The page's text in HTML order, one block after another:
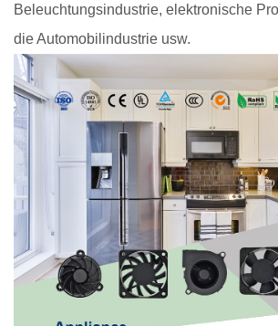
Beleuchtungsindustrie, elektronische
die Automobilindustrie usw.